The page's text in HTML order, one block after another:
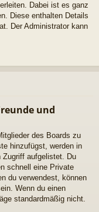
Dabei ist es ganz
Diese enthalten Details
Der Administrator kann
und
des Boards zu
hinzufügst, werden in
Zugriff aufgelistet. Du
schnell eine Private
du verwendest, können
Wenn du einen
standardmäßig nicht.